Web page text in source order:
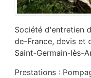
Société d'entretien
de-France, devis et
Saint-Germain-lès-
Prestations :